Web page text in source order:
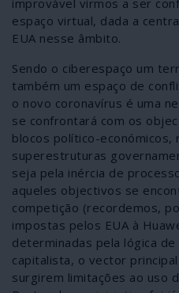
improvável virmos a ser
espaço virtual, dada a
EUA nesse âmbito.
Sendo o ciberespaço um
também um espaço de
o novo coronavírus é uma
se confrontará com os
blocos político-
superestruturas
seja pela inércia de
aqueles objectivos se
competição (recordemos,
impostas pelos EUA à
determinadas pela lógica
capitalista, o vector
surgirem limitações ao uso